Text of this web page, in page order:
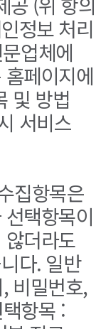
정보 처리
업체에
페이지에
및 방법
서비스
집항목은
택항목이
더라도
다. 일반
비밀번호,
항목 :